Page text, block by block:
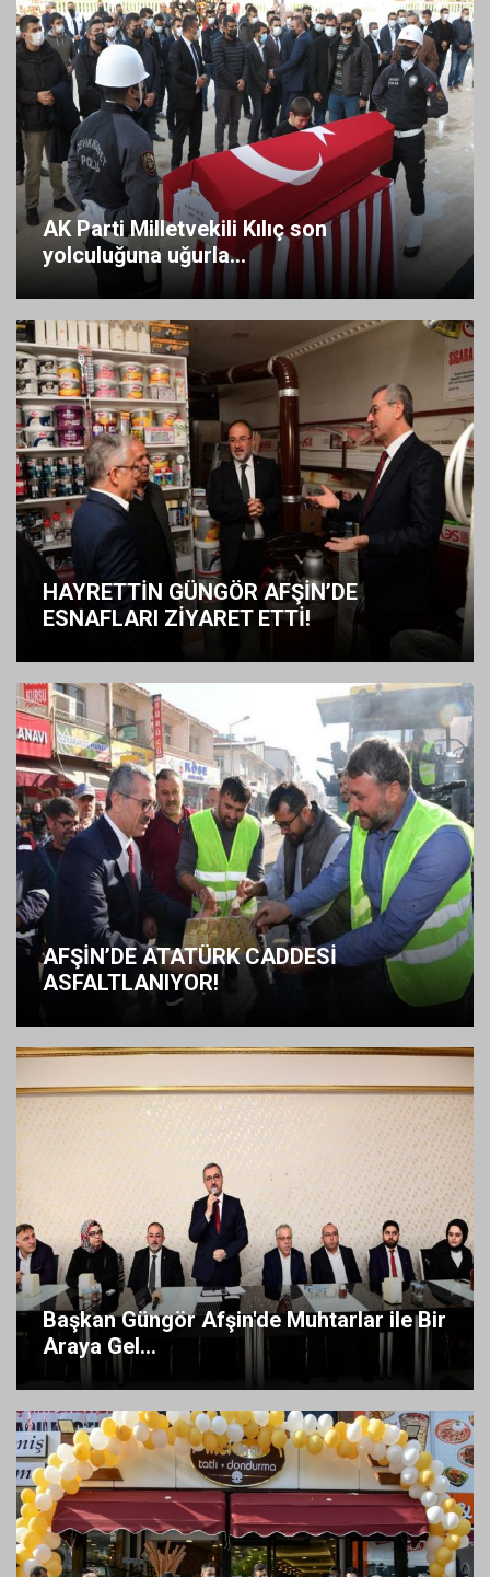
AK Parti Milletvekili Kılıç son
yolculuğuna uğurla...
HAYRETTİN GÜNGÖR AFŞİN’DE
ESNAFLARI ZİYARET ETTİ!
AFŞİN’DE ATATÜRK CADDESİ
ASFALTLANIYOR!
Başkan Güngör Afşin'de Muhtarlar ile Bir
Araya Gel...